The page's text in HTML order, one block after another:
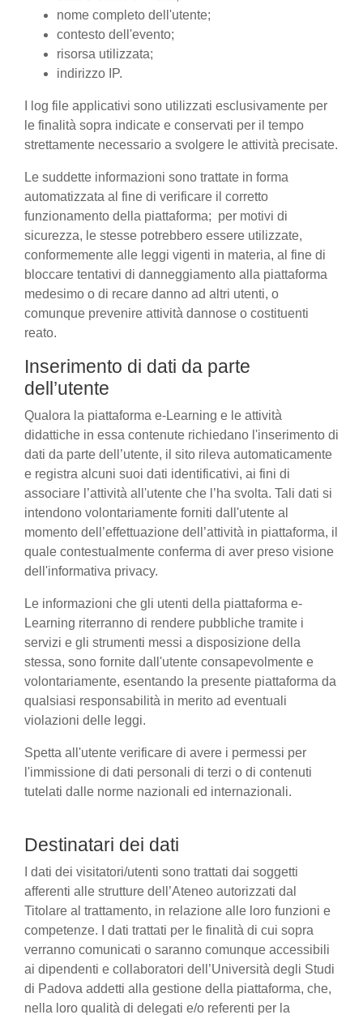
nome completo dell'utente;
contesto dell'evento;
risorsa utilizzata;
indirizzo IP.
I log file applicativi sono utilizzati esclusivamente per
le finalità sopra indicate e conservati per il tempo
strettamente necessario a svolgere le attività precisate.
Le suddette informazioni sono trattate in forma
automatizzata al fine di verificare il corretto
funzionamento della piattaforma; per motivi di
sicurezza, le stesse potrebbero essere utilizzate,
conformemente alle leggi vigenti in materia, al fine di
bloccare tentativi di danneggiamento alla piattaforma
medesimo o di recare danno ad altri utenti, o
comunque prevenire attività dannose o costituenti
reato.
Inserimento di dati da parte
dell’utente
Qualora la piattaforma e-Learning e le attività
didattiche in essa contenute richiedano l'inserimento di
dati da parte dell’utente, il sito rileva automaticamente
e registra alcuni suoi dati identificativi, ai fini di
associare l’attività all'utente che l’ha svolta. Tali dati si
intendono volontariamente forniti dall'utente al
momento dell’effettuazione dell’attività in piattaforma, il
quale contestualmente conferma di aver preso visione
dell'informativa privacy.
Le informazioni che gli utenti della piattaforma e-
Learning riterranno di rendere pubbliche tramite i
servizi e gli strumenti messi a disposizione della
stessa, sono fornite dall'utente consapevolmente e
volontariamente, esentando la presente piattaforma da
qualsiasi responsabilità in merito ad eventuali
violazioni delle leggi.
Spetta all'utente verificare di avere i permessi per
l'immissione di dati personali di terzi o di contenuti
tutelati dalle norme nazionali ed internazionali.
Destinatari dei dati
I dati dei visitatori/utenti sono trattati dai soggetti
afferenti alle strutture dell’Ateneo autorizzati dal
Titolare al trattamento, in relazione alle loro funzioni e
competenze. I dati trattati per le finalità di cui sopra
verranno comunicati o saranno comunque accessibili
ai dipendenti e collaboratori dell’Università degli Studi
di Padova addetti alla gestione della piattaforma, che,
nella loro qualità di delegati e/o referenti per la